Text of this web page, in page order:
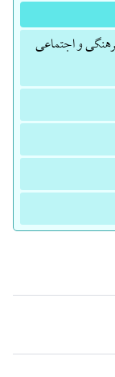
و اجتماعی